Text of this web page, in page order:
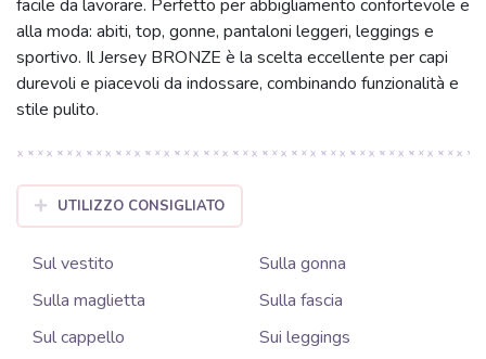
facile da lavorare. Perfetto per abbigliamento confortevole e
alla moda: abiti, top, gonne, pantaloni leggeri, leggings e
sportivo. Il Jersey BRONZE è la scelta eccellente per capi
durevoli e piacevoli da indossare, combinando funzionalità e
stile pulito.
UTILIZZO CONSIGLIATO
Sul vestito
Sulla gonna
Sulla maglietta
Sulla fascia
Sul cappello
Sui leggings